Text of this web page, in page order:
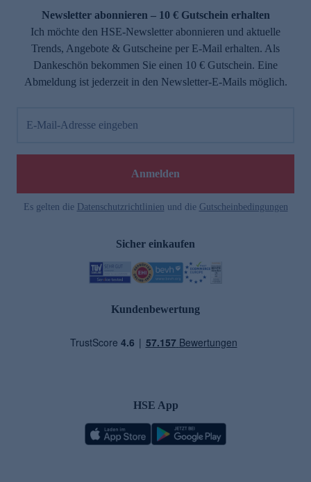
Newsletter abonnieren – 10 € Gutschein erhalten
Ich möchte den HSE-Newsletter abonnieren und aktuelle
Trends, Angebote & Gutscheine per E-Mail erhalten. Als
Dankeschön bekommen Sie einen 10 € Gutschein. Eine
Abmeldung ist jederzeit in den Newsletter-E-Mails möglich.
E-Mail-Adresse eingeben
Anmelden
Es gelten die Datenschutzrichtlinien und die Gutscheinbedingungen
Sicher einkaufen
Kundenbewertung
HSE App